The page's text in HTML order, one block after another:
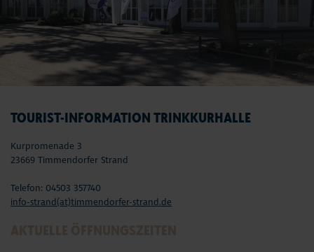
TOURIST-INFORMATION TRINKKURHALLE
Kurpromenade 3
23669 Timmendorfer Strand
Telefon: 04503 357740
info-strand(at)timmendorfer-strand.de